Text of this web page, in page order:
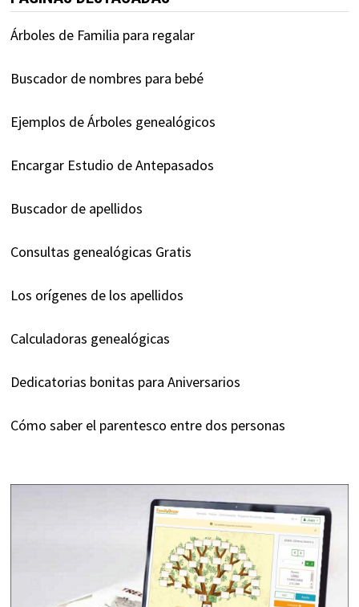
Árboles de Familia para regalar
Buscador de nombres para bebé
Ejemplos de Árboles genealógicos
Encargar Estudio de Antepasados
Buscador de apellidos
Consultas genealógicas Gratis
Los orígenes de los apellidos
Calculadoras genealógicas
Dedicatorias bonitas para Aniversarios
Cómo saber el parentesco entre dos personas